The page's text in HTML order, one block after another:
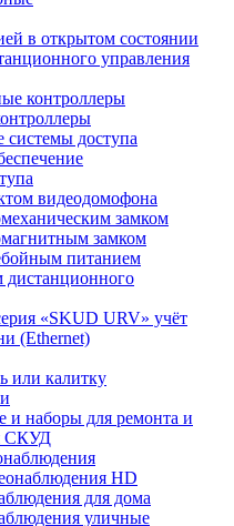
в открытом состоянии
управления
контроллеры
системы доступа
видеодомофона
замком
замком
питанием
«SKUD URV» учёт
(Ethernet)
или калитку
наборы для ремонта и
СКУД
HD
для дома
уличные